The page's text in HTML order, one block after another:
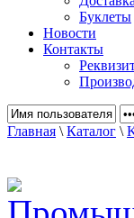
Буклеты
Новости
Контакты
Главная \ Каталог \